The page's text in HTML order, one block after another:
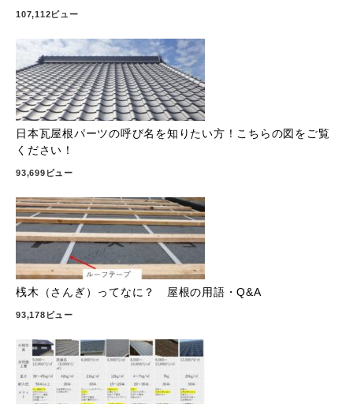
107,112ビュー
日本瓦屋根パーツの呼び名を知りたい方！こちらの図をご覧
ください！
93,699ビュー
桟木（さんぎ）ってなに？ 屋根の用語・Q&A
93,178ビュー